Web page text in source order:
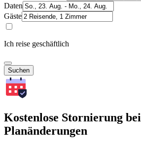
Daten
Gäste
Ich reise geschäftlich
Suchen
Kostenlose Stornierung bei
Planänderungen